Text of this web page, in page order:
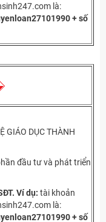
là:
+ số
GIÁO DỤC THÀNH
đầu tư và phát triển
Ví dụ: tài khoản
là:
+ số